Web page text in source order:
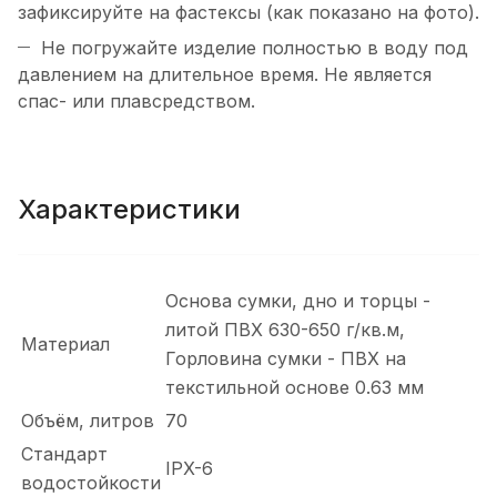
зафиксируйте на фастексы (как показано на фото).
Не погружайте изделие полностью в воду под
давлением на длительное время. Не является
спас- или плавсредством.
Характеристики
Материал
Основа сумки, дно и торцы -
литой ПВХ 630-650 г/кв.м,
Горловина сумки - ПВХ на
текстильной основе 0.63 мм
Объём, литров 70
Стандарт
водостойкости
IPX-6